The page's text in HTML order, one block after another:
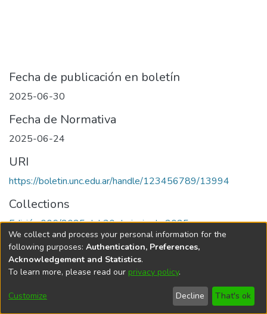
Fecha de publicación en boletín
2025-06-30
Fecha de Normativa
2025-06-24
URI
https://boletin.unc.edu.ar/handle/123456789/13994
Collections
Edición 006/2025 del 30 de junio de 2025
Universidad Nacional de Córdoba
We collect and process your personal information for the
following purposes: Authentication, Preferences,
Acknowledgement and Statistics.
To learn more, please read our privacy policy.
Customize Decline That's ok